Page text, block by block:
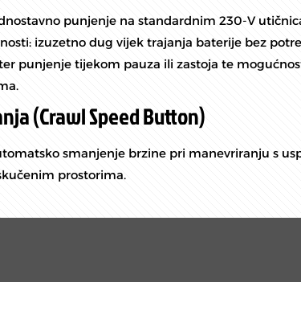
punjenje na standardnim 230-V
izuzetno dug vijek trajanja baterije bez
punjenje tijekom pauza ili zastoja te
(Crawl Speed Button)
smanjenje brzine pri manevriranju s
prostorima.